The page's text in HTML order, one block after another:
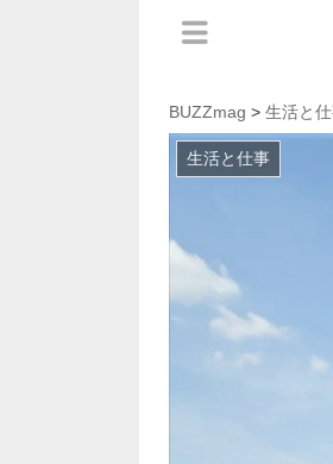
BUZZmag > 生活と
生活と仕事